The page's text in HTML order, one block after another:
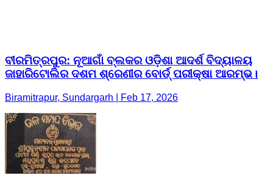
ବୀରମିତ୍ରପୁର: ନୂଆଗାଁ ବ୍ଲକର ଓଡ଼ିଶା ଆଦର୍ଶ ବିଦ୍ୟାଳୟ
ଜାହାରିଟୋଲିର ଦଶମ ଶ୍ରେଣୀର ବୋର୍ଡ୍ ପରୀକ୍ଷା ଆରମ୍ଭ।
Biramitrapur, Sundargarh | Feb 17, 2026